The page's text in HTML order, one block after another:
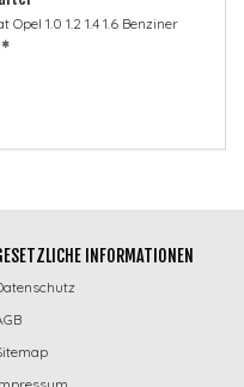
1.0 1.2 1.4 1.6 Benziner
*
INFORMATIONEN